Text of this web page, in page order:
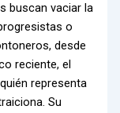
buscan vaciar la
o
desde
reciente, el
representa
Su